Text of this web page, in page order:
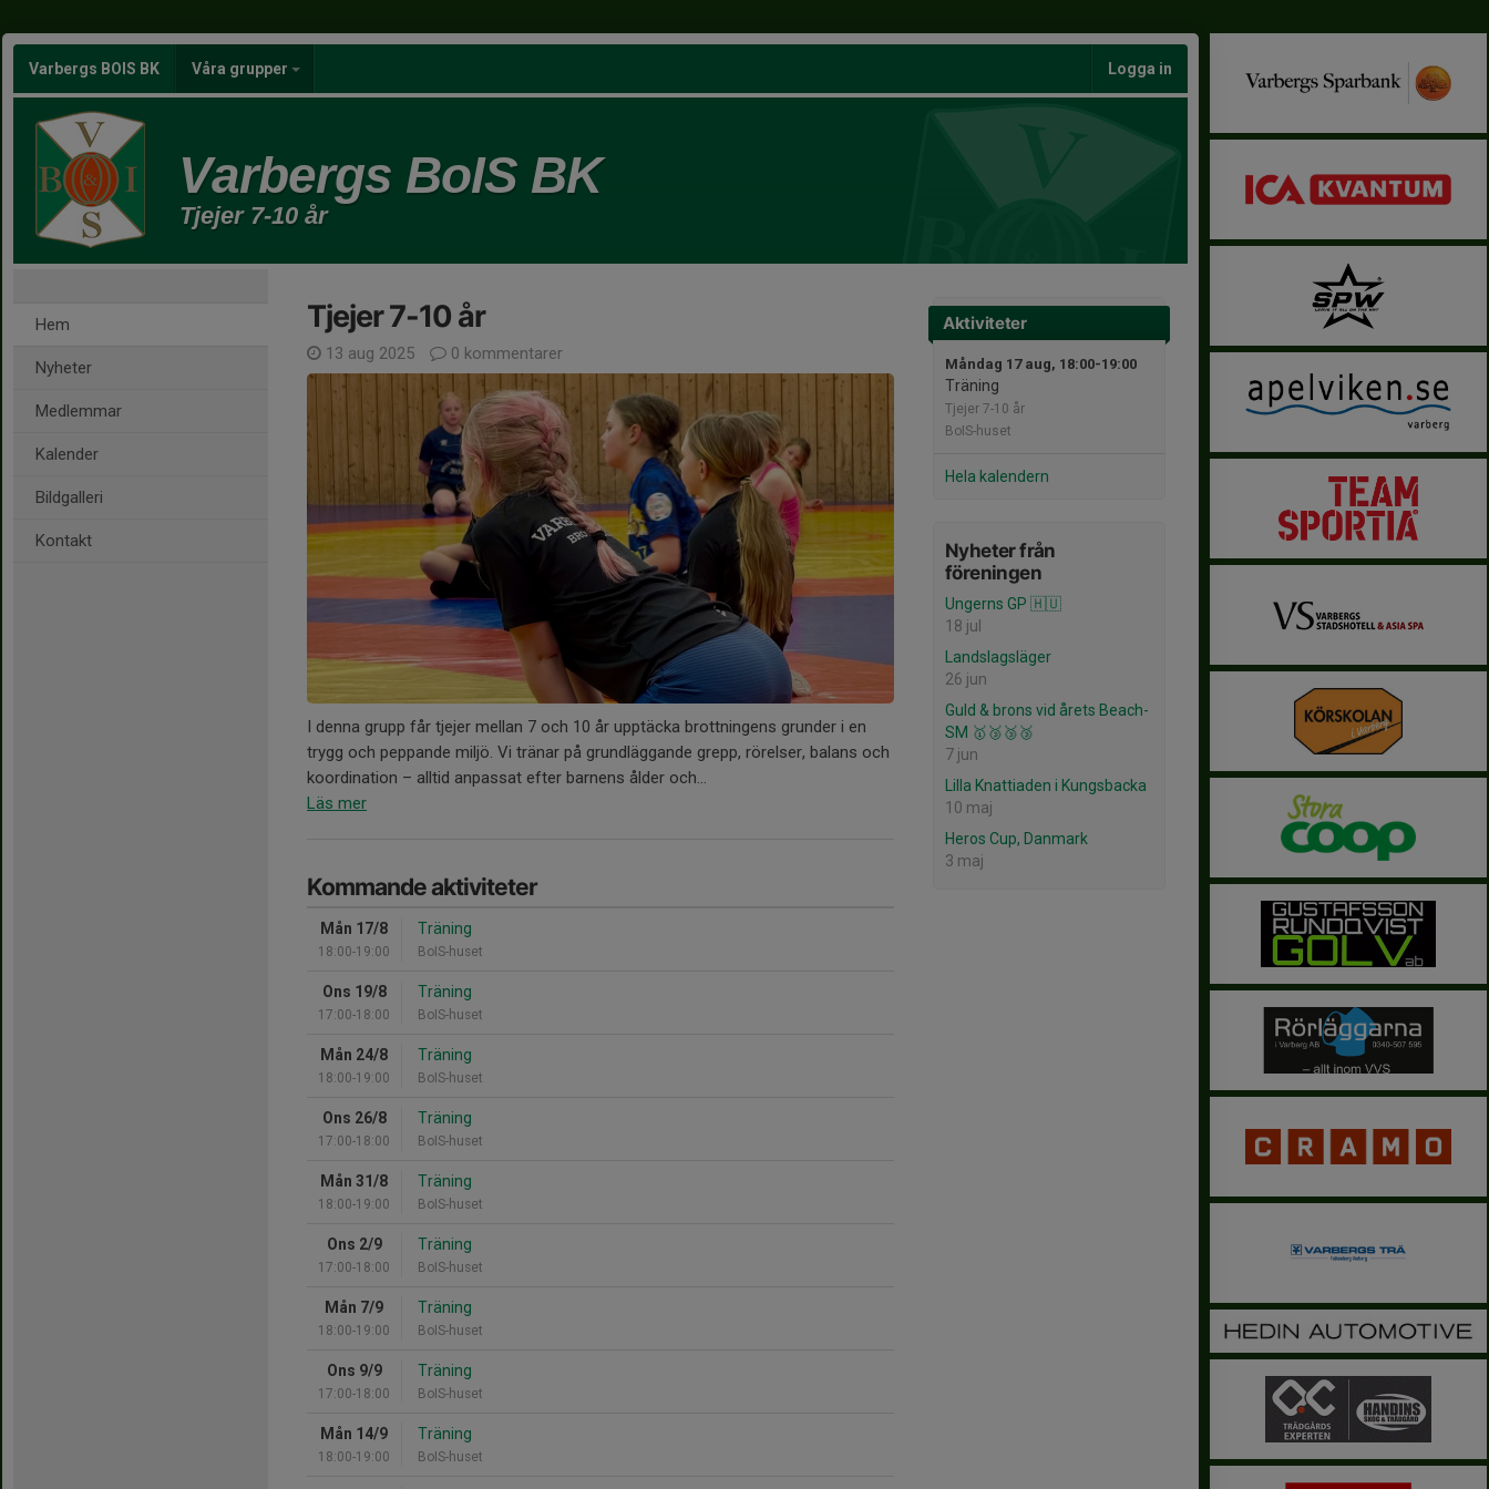
Varbergs BOIS BK Våra grupper Logga in
Varbergs BoIS BK
Tjejer 7-10 år
Hem
Nyheter
Medlemmar
Kalender
Bildgalleri
Kontakt
Aktiviteter
Måndag 17 aug, 18:00-19:00
Träning
Tjejer 7-10 år
BoIS-huset
Hela kalendern
Nyheter från
föreningen
Ungerns GP 🇭🇺
18 jul
Landslagsläger
26 jun
Guld & brons vid årets Beach-
SM 🥇🥉🥉🥉
7 jun
Lilla Knattiaden i Kungsbacka
10 maj
Heros Cup, Danmark
3 maj
Tjejer 7-10 år
13 aug 2025 0 kommentarer
I denna grupp får tjejer mellan 7 och 10 år upptäcka brottningens grunder i en
trygg och peppande miljö. Vi tränar på grundläggande grepp, rörelser, balans och
koordination – alltid anpassat efter barnens ålder och...
Läs mer
Kommande aktiviteter
Mån 17/8
18:00-19:00
Träning
BoIS-huset
Ons 19/8
17:00-18:00
Träning
BoIS-huset
Mån 24/8
18:00-19:00
Träning
BoIS-huset
Ons 26/8
17:00-18:00
Träning
BoIS-huset
Mån 31/8
18:00-19:00
Träning
BoIS-huset
Ons 2/9
17:00-18:00
Träning
BoIS-huset
Mån 7/9
18:00-19:00
Träning
BoIS-huset
Ons 9/9
17:00-18:00
Träning
BoIS-huset
Mån 14/9
18:00-19:00
Träning
BoIS-huset